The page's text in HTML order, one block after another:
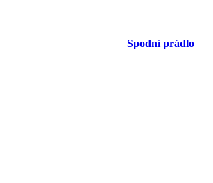
Spodní prádlo